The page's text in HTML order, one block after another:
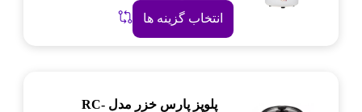
انتخاب گزینه ها
پلوپز پارس خزر مدل RC-